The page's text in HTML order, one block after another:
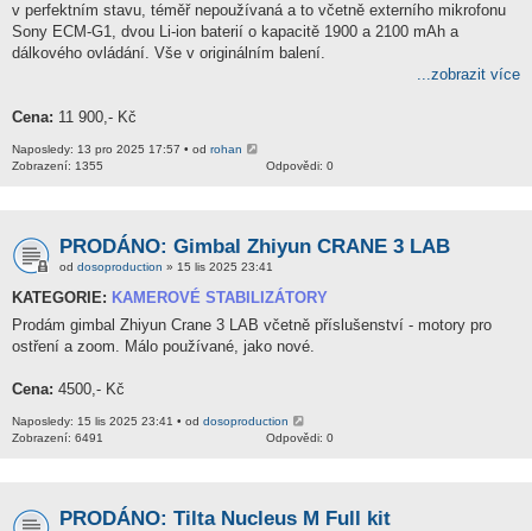
v perfektním stavu, téměř nepoužívaná a to včetně externího mikrofonu
Sony ECM-G1, dvou Li-ion baterií o kapacitě 1900 a 2100 mAh a
dálkového ovládání. Vše v originálním balení.
...zobrazit více
Cena: 11 900,- Kč
Naposledy: 13 pro 2025 17:57 • od rohan
Odpovědi: 0
Zobrazení: 1355
PRODÁNO: Gimbal Zhiyun CRANE 3 LAB
od dosoproduction » 15 lis 2025 23:41
KATEGORIE: KAMEROVÉ STABILIZÁTORY
Prodám gimbal Zhiyun Crane 3 LAB včetně příslušenství - motory pro
ostření a zoom. Málo používané, jako nové.
Cena: 4500,- Kč
Naposledy: 15 lis 2025 23:41 • od dosoproduction
Odpovědi: 0
Zobrazení: 6491
PRODÁNO: Tilta Nucleus M Full kit